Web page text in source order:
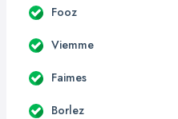
Fooz
Viemme
Faimes
Borlez